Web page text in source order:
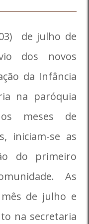
de julho de
dos novos
da Infância
na paróquia
meses de
iniciam-se as
do primeiro
As
de julho e
na secretaria